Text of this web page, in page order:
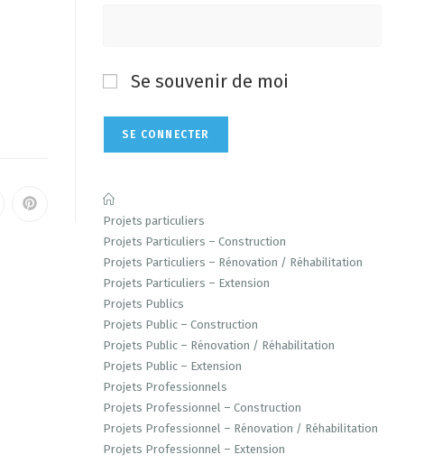
Se souvenir de moi
Projets particuliers
Projets Particuliers – Construction
Projets Particuliers – Rénovation / Réhabilitation
Projets Particuliers – Extension
Projets Publics
Projets Public – Construction
Projets Public – Rénovation / Réhabilitation
Projets Public – Extension
Projets Professionnels
Projets Professionnel – Construction
Projets Professionnel – Rénovation / Réhabilitation
Projets Professionnel – Extension